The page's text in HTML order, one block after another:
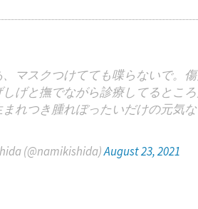
マスクつけてても喋らないで。
げと撫でながら診療してるとこ
れつき腫れぼったいだけの元気
(@namikishida)August 23, 2021